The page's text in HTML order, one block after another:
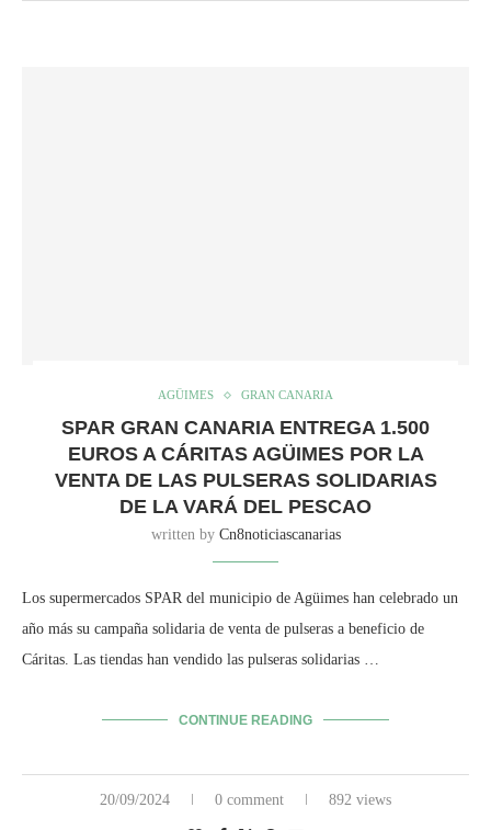
AGÜIMES GRAN CANARIA
SPAR GRAN CANARIA ENTREGA 1.500
EUROS A CÁRITAS AGÜIMES POR LA
VENTA DE LAS PULSERAS SOLIDARIAS
DE LA VARÁ DEL PESCAO
written by Cn8noticiascanarias
Los supermercados SPAR del municipio de Agüimes han celebrado un
año más su campaña solidaria de venta de pulseras a beneficio de
Cáritas. Las tiendas han vendido las pulseras solidarias …
CONTINUE READING
20/09/2024 0 comment 892 views